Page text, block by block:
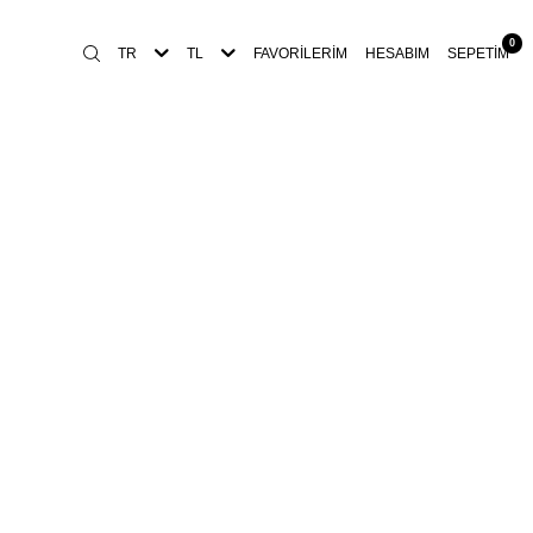
TR TL FAVORILERIM HESABIM SEPETIM
0